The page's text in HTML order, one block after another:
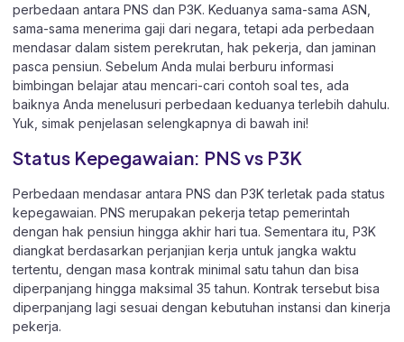
perbedaan antara PNS dan P3K. Keduanya sama-sama ASN,
sama-sama menerima gaji dari negara, tetapi ada perbedaan
mendasar dalam sistem perekrutan, hak pekerja, dan jaminan
pasca pensiun. Sebelum Anda mulai berburu informasi
bimbingan belajar atau mencari-cari contoh soal tes, ada
baiknya Anda menelusuri perbedaan keduanya terlebih dahulu.
Yuk, simak penjelasan selengkapnya di bawah ini!
Status Kepegawaian: PNS vs P3K
Perbedaan mendasar antara PNS dan P3K terletak pada status
kepegawaian. PNS merupakan pekerja tetap pemerintah
dengan hak pensiun hingga akhir hari tua. Sementara itu, P3K
diangkat berdasarkan perjanjian kerja untuk jangka waktu
tertentu, dengan masa kontrak minimal satu tahun dan bisa
diperpanjang hingga maksimal 35 tahun. Kontrak tersebut bisa
diperpanjang lagi sesuai dengan kebutuhan instansi dan kinerja
pekerja.